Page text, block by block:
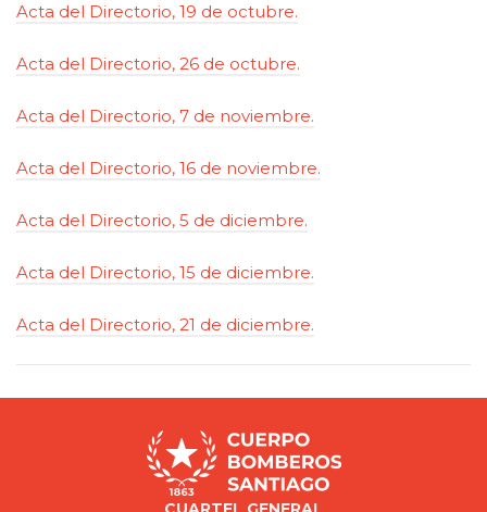
Acta del Directorio, 19 de octubre.
Acta del Directorio, 26 de octubre.
Acta del Directorio, 7 de noviembre.
Acta del Directorio, 16 de noviembre.
Acta del Directorio, 5 de diciembre.
Acta del Directorio, 15 de diciembre.
Acta del Directorio, 21 de diciembre.